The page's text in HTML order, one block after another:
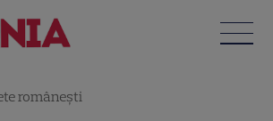
româneşti